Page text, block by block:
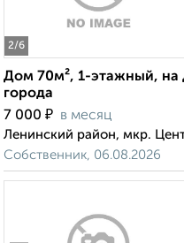
2/6
Дом 70м², 1-этажный, на
города
7 000 ₽ в месяц
Ленинский район, мкр.
Собственник, 06.08.2026